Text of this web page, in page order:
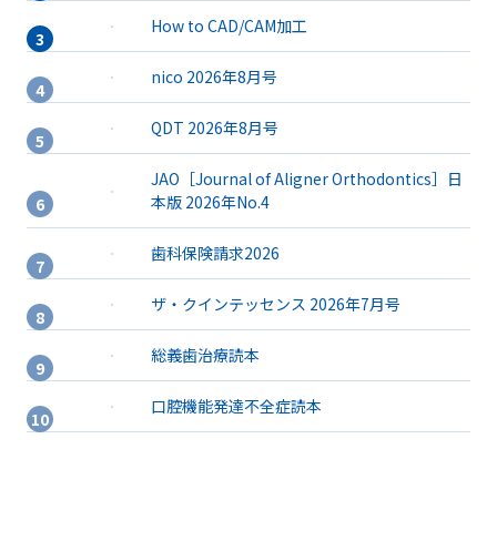
How to CAD/CAM加工
nico 2026年8月号
QDT 2026年8月号
JAO［Journal of Aligner Orthodontics］日
本版 2026年No.4
歯科保険請求2026
ザ・クインテッセンス 2026年7月号
総義歯治療読本
口腔機能発達不全症読本